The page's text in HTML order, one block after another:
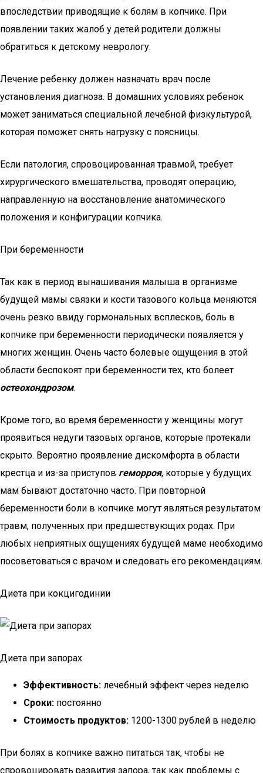
впоследствии приводящие к болям в копчике. При
появлении таких жалоб у детей родители должны
обратиться к детскому неврологу.
Лечение ребенку должен назначать врач после
установления диагноза. В домашних условиях ребенок
может заниматься специальной лечебной физкультурой,
которая поможет снять нагрузку с поясницы.
Если патология, спровоцированная травмой, требует
хирургического вмешательства, проводят операцию,
направленную на восстановление анатомического
положения и конфигурации копчика.
При беременности
Так как в период вынашивания малыша в организме
будущей мамы связки и кости тазового кольца меняются
очень резко ввиду гормональных всплесков, боль в
копчике при беременности периодически появляется у
многих женщин. Очень часто болевые ощущения в этой
области беспокоят при беременности тех, кто болеет
остеохондрозом.
Кроме того, во время беременности у женщины могут
проявиться недуги тазовых органов, которые протекали
скрыто. Вероятно проявление дискомфорта в области
крестца и из-за приступов геморроя, которые у будущих
мам бывают достаточно часто. При повторной
беременности боли в копчике могут являться результатом
травм, полученных при предшествующих родах. При
любых неприятных ощущениях будущей маме необходимо
посоветоваться с врачом и следовать его рекомендациям.
Диета при кокцигодинии
Диета при запорах
Эффективность: лечебный эффект через неделю
Сроки: постоянно
Стоимость продуктов: 1200-1300 рублей в неделю
При болях в копчике важно питаться так, чтобы не
спровоцировать развития запора, так как проблемы с